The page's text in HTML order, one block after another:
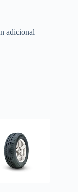
adicional